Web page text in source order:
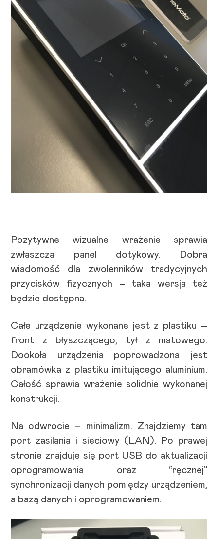
Pozytywne wizualne wrażenie sprawia
zwłaszcza panel dotykowy. Dobra
wiadomość dla zwolenników tradycyjnych
przycisków fizycznych – taka wersja też
będzie dostępna.
Całe urządzenie wykonane jest z plastiku –
front z błyszczącego, tył z matowego.
Dookoła urządzenia poprowadzona jest
obramówka z plastiku imitującego aluminium.
Całość sprawia wrażenie solidnie wykonanej
konstrukcji.
Na odwrocie – minimalizm. Znajdziemy tam
port zasilania i sieciowy (LAN). Po prawej
stronie znajduje się port USB do aktualizacji
oprogramowania oraz “ręcznej”
synchronizacji danych pomiędzy urządzeniem,
a bazą danych i oprogramowaniem.